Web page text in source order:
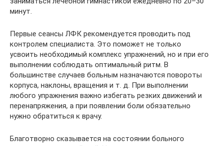
минут.
Первые сеансы ЛФК рекомендуется проводить под
контролем специалиста. Это поможет не только
усвоить необходимый комплекс упражнений, но и при его
выполнении соблюдать оптимальный ритм. В
большинстве случаев больным назначаются повороты
корпуса, наклоны, вращения и т. д. При выполнении
любого упражнения важно избегать резких движений и
перенапряжения, а при появлении боли обязательно
нужно обратиться к врачу.
Благотворно сказывается на состоянии больного